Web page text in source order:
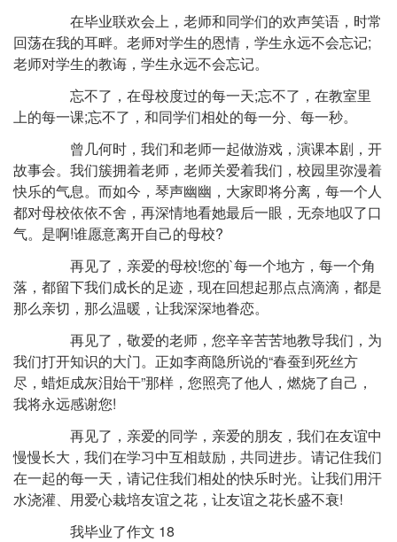
在毕业联欢会上，老师和同学们的欢声笑语，时常
回荡在我的耳畔。老师对学生的恩情，学生永远不会忘记;
老师对学生的教诲，学生永远不会忘记。
忘不了，在母校度过的每一天;忘不了，在教室里
上的每一课;忘不了，和同学们相处的每一分、每一秒。
曾几何时，我们和老师一起做游戏，演课本剧，开
故事会。我们簇拥着老师，老师关爱着我们，校园里弥漫着
快乐的气息。而如今，琴声幽幽，大家即将分离，每一个人
都对母校依依不舍，再深情地看她最后一眼，无奈地叹了口
气。是啊!谁愿意离开自己的母校?
再见了，亲爱的母校!您的`每一个地方，每一个角
落，都留下我们成长的足迹，现在回想起那点点滴滴，都是
那么亲切，那么温暖，让我深深地眷恋。
再见了，敬爱的老师，您辛辛苦苦地教导我们，为
我们打开知识的大门。正如李商隐所说的“春蚕到死丝方
尽，蜡炬成灰泪始干”那样，您照亮了他人，燃烧了自己，
我将永远感谢您!
再见了，亲爱的同学，亲爱的朋友，我们在友谊中
慢慢长大，我们在学习中互相鼓励，共同进步。请记住我们
在一起的每一天，请记住我们相处的快乐时光。让我们用汗
水浇灌、用爱心栽培友谊之花，让友谊之花长盛不衰!
我毕业了作文 18